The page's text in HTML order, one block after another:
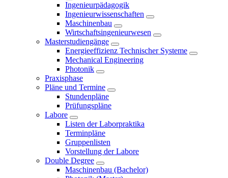
Ingenieurpädagogik
Ingenieurwissenschaften
Maschinenbau
Wirtschaftsingenieurwesen
Masterstudiengänge
Energieeffizienz Technischer Systeme
Mechanical Engineering
Photonik
Praxisphase
Pläne und Termine
Stundenpläne
Prüfungspläne
Labore
Listen der Laborpraktika
Terminpläne
Gruppenlisten
Vorstellung der Labore
Double Degree
Maschinenbau (Bachelor)